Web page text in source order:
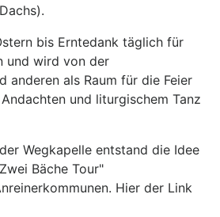
bis Erntedank täglich für
und wird von der
anderen als Raum für die Feier
und liturgischem Tanz
Wegkapelle entstand die Idee
Bäche Tour"
Hier der Link